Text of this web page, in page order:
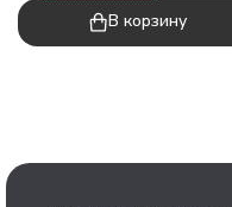
В корзину